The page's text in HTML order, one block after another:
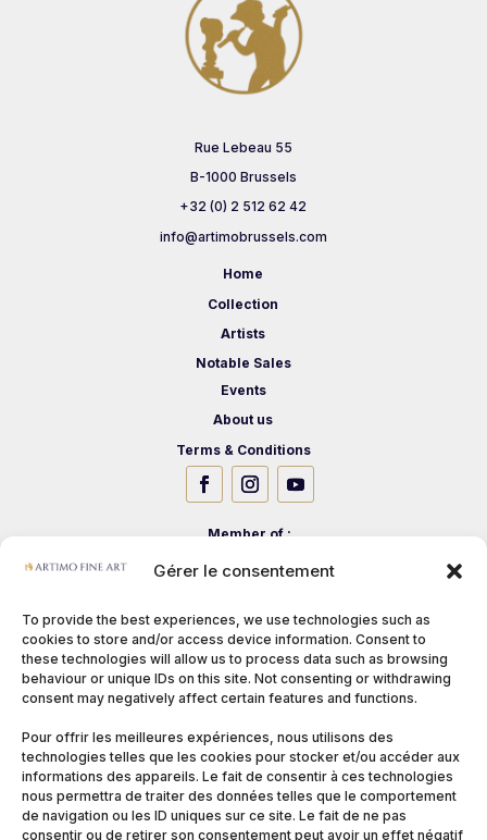
Gérer le consentement
To provide the best experiences, we use technologies such as
cookies to store and/or access device information. Consent to
these technologies will allow us to process data such as browsing
behaviour or unique IDs on this site. Not consenting or withdrawing
consent may negatively affect certain features and functions.
Pour offrir les meilleures expériences, nous utilisons des
technologies telles que les cookies pour stocker et/ou accéder aux
informations des appareils. Le fait de consentir à ces technologies
nous permettra de traiter des données telles que le comportement
de navigation ou les ID uniques sur ce site. Le fait de ne pas
consentir ou de retirer son consentement peut avoir un effet négatif
Rue Lebeau 55
B-1000 Brussels
+32 (0) 2 512 62 42
info@artimobrussels.com
Home
Collection
Artists
Notable Sales
Events
About us
Terms & Conditions
Member of :